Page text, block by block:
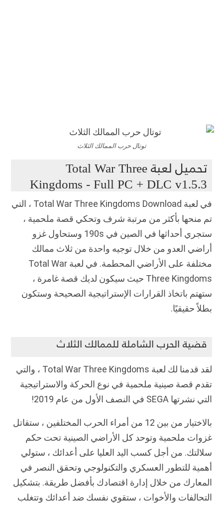
توتال حرب الممالك الثلاث
تحميل لعبة Total War Three
Kingdoms - Full PC + DLC v1.5.3
في لعبة Total War Three Kingdoms Download ، التي
تم منحها بأكثر من مرتبة شرف وتحكي قصة ملحمية ،
ستجري أحداثها في الصين في 190s وستحاول غزو
أراضي العدو من خلال توجيه واحدة من ثلاث ممالك
مختلفة على الأراضي المحطمة.
في لعبة Total War
Three Kingdoms حيث سيكون لديك قصة غامرة ،
ستهتم باتخاذ القرارات الإستراتيجية الصحيحة وستكون
بطلاً حقيقيًا.
قضية الحرب الشاملة للممالك الثلاث
لقد قدمنا ​​لك لعبة Total War Three Kingdoms ، والتي
تقدم قصة صينية ملحمية في نوع الحركة والاستراتيجية
التي نشرتها SEGA في النصف الأول من عام 2019!
بالاختيار من بين 12 من أمراء الحرب المختلفين ، ستقاتل
غزوات ملحمية وتوحد كل الأراضي الصينية تحت حكم
سلالتك. من أجل كسب اليد العليا على أعدائك ، ستولي
أهمية للتطور العسكري والتكنولوجي وتحقق النصر في
المعارك من خلال إدارة اقتصادك بأفضل طريقة. بتشكيل
التحالفات والأخوات ، ستقوي نفسك ضد أعدائك وتتغلب